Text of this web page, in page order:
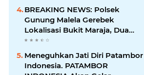
BREAKING NEWS: Polsek
Gunung Malela Gerebek
Lokalisasi Bukit Maraja, Dua
Perempuan Menangis Saat
Diciduk Bersama Sabu
Meneguhkan Jati Diri Patambor
Indonesia. PATAMBOR